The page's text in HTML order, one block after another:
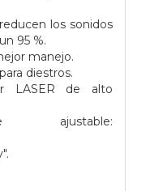
los sonidos
95 %.
manejo.
diestros.
LASER de alto
ajustable: